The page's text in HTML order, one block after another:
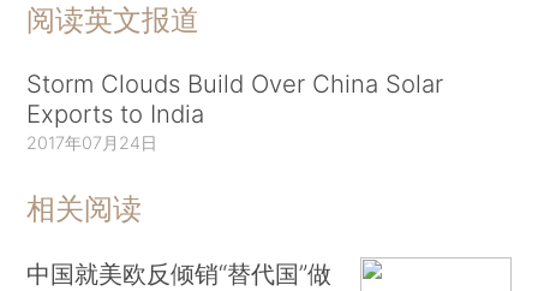
阅读英文报道
Storm Clouds Build Over China Solar
Exports to India
2017年07月24日
相关阅读
中国就美欧反倾销“替代国”做